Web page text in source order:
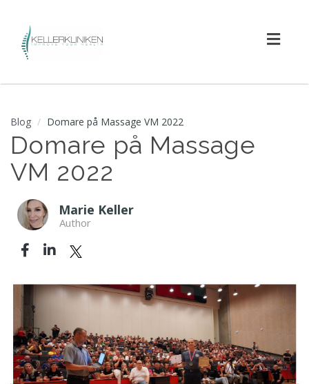
Blog Domare på Massage VM 2022
Domare på Massage
VM 2022
Marie Keller
Author